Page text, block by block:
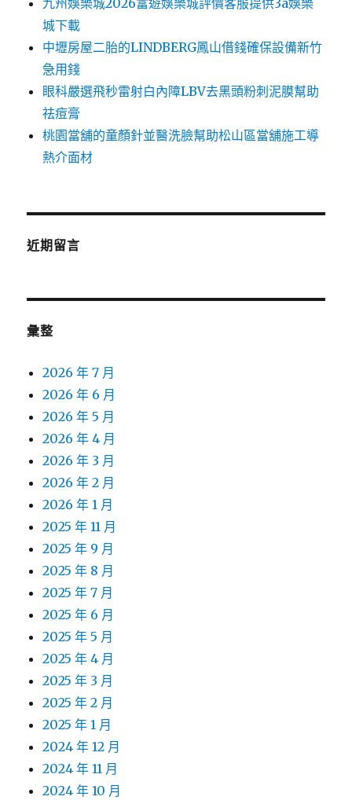
九州娛樂城2026富遊娛樂城評價客服提供3a娛樂
城下載
中壢房屋二胎的LINDBERG鳳山借錢確保設備新竹
急用錢
眼科嚴選飛秒雷射白內障LBV去黑頭粉刺泥膜幫助
祛痘膏
桃園當舖的童顏針並醫洗臉幫助松山區當舖施工導
熱介面材
近期留言
彙整
2026 年 7 月
2026 年 6 月
2026 年 5 月
2026 年 4 月
2026 年 3 月
2026 年 2 月
2026 年 1 月
2025 年 11 月
2025 年 9 月
2025 年 8 月
2025 年 7 月
2025 年 6 月
2025 年 5 月
2025 年 4 月
2025 年 3 月
2025 年 2 月
2025 年 1 月
2024 年 12 月
2024 年 11 月
2024 年 10 月